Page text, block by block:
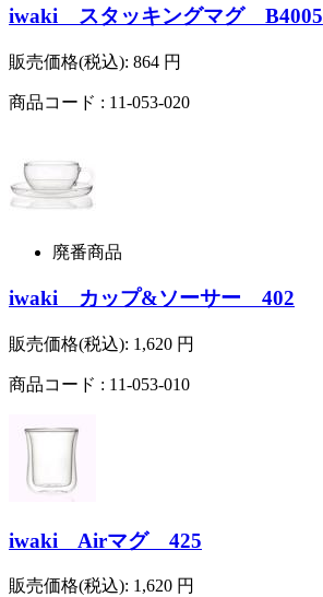
iwaki スタッキングマグ B4005
販売価格(税込): 864 円
商品コード : 11-053-020
廃番商品
iwaki カップ&ソーサー 402
販売価格(税込): 1,620 円
商品コード : 11-053-010
iwaki Airマグ 425
販売価格(税込): 1,620 円